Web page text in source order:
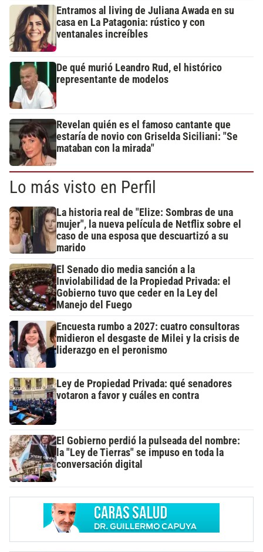
Entramos al living de Juliana Awada en su
casa en La Patagonia: rústico y con
ventanales increíbles
De qué murió Leandro Rud, el histórico
representante de modelos
Revelan quién es el famoso cantante que
estaría de novio con Griselda Siciliani: "Se
mataban con la mirada"
Lo más visto en Perfil
La historia real de "Elize: Sombras de una
mujer", la nueva película de Netflix sobre el
caso de una esposa que descuartizó a su
marido
El Senado dio media sanción a la
Inviolabilidad de la Propiedad Privada: el
Gobierno tuvo que ceder en la Ley del
Manejo del Fuego
Encuesta rumbo a 2027: cuatro consultoras
midieron el desgaste de Milei y la crisis de
liderazgo en el peronismo
Ley de Propiedad Privada: qué senadores
votaron a favor y cuáles en contra
El Gobierno perdió la pulseada del nombre:
la "Ley de Tierras" se impuso en toda la
conversación digital